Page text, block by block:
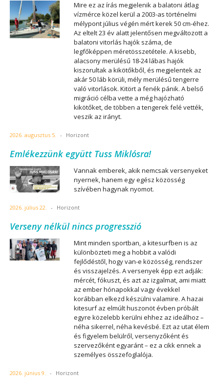
Mire ez az írás megjelenik a balatoni átlag
vízmérce közel kerül a 2003-as történelmi
mélypont július végén mért kerek 50 cm-éhez.
Az eltelt 23 év alatt jelentősen megváltozott a
balatoni vitorlás hajók száma, de
legfőképpen méretösszetétele. A kisebb,
alacsony merülésű 18-24 lábas hajók
kiszorultak a kikötőkből, és megjelentek az
akár 50 láb körüli, mély merülésű tengerre
való vitorlások. Kitört a fenék pánik. A belső
migráció célba vette a még hajózható
kikötőket, de többen a tengerek felé vették,
veszik az irányt.
2026. augusztus 5. - Horizont
Emlékezzünk együtt Tuss Miklósra!
Vannak emberek, akik nemcsak versenyeket
nyernek, hanem egy egész közösség
szívében hagynak nyomot.
2026. július 22. - Horizont
Verseny nélkül nincs progresszió
Mint minden sportban, a kitesurfben is az
különbözteti meg a hobbit a valódi
fejlődéstől, hogy van-e közösség, rendszer
és visszajelzés. A versenyek épp ezt adják:
mércét, fókuszt, és azt az izgalmat, ami miatt
az ember hónapokkal vagy évekkel
korábban elkezd készülni valamire. A hazai
kitesurf az elmúlt huszonöt évben próbált
egyre közelebb kerülni ehhez az ideálhoz –
néha sikerrel, néha kevésbé. Ezt az utat élem
és figyelem belülről, versenyzőként és
szervezőként egyaránt – ez a cikk ennek a
személyes összefoglalója.
2026. június 9. - Horizont